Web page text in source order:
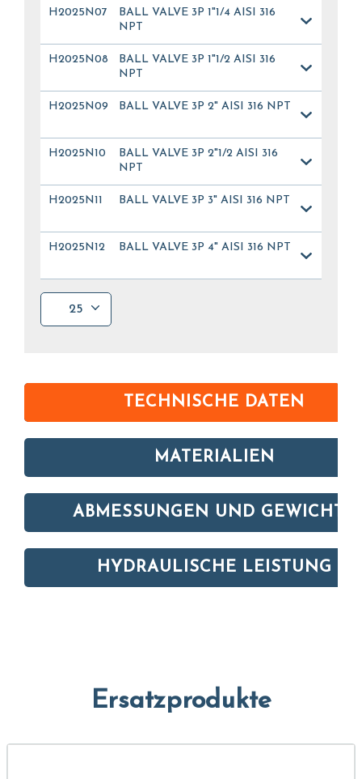
H2025N07
BALL VALVE 3P 1"1/4 AISI 316
NPT
H2025N08
BALL VALVE 3P 1"1/2 AISI 316
NPT
H2025N09 BALL VALVE 3P 2" AISI 316 NPT
H2025N10
BALL VALVE 3P 2"1/2 AISI 316
NPT
H2025N11 BALL VALVE 3P 3" AISI 316 NPT
H2025N12 BALL VALVE 3P 4" AISI 316 NPT
25
TECHNISCHE DATEN
MATERIALIEN
ABMESSUNGEN UND GEWICHTE
HYDRAULISCHE LEISTUNG
Ersatzprodukte